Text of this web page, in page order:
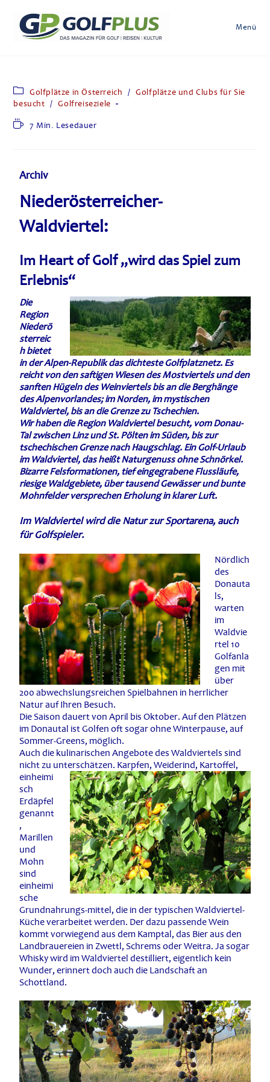
Menü
Golfplätze in Österreich / Golfplätze und Clubs für Sie
besucht / Golfreiseziele
7 Min. Lesedauer
Archiv
Niederösterreicher-
Waldviertel:
Im Heart of Golf „wird das Spiel zum
Erlebnis“
Die
Region
Niederö
sterreic
h bietet
in der Alpen-Republik das dichteste Golfplatznetz. Es
reicht von den saftigen Wiesen des Mostviertels und den
sanften Hügeln des Weinviertels bis an die Berghänge
des Alpenvorlandes; im Norden, im mystischen
Waldviertel, bis an die Grenze zu Tschechien.
Wir haben die Region Waldviertel besucht, vom Donau-
Tal zwischen Linz und St. Pölten im Süden, bis zur
tschechischen Grenze nach Haugschlag. Ein Golf-Urlaub
im Waldviertel, das heißt Naturgenuss ohne Schnörkel.
Bizarre Felsformationen, tief eingegrabene Flussläufe,
riesige Waldgebiete, über tausend Gewässer und bunte
Mohnfelder versprechen Erholung in klarer Luft.
Im Waldviertel wird die Natur zur Sportarena, auch
für Golfspieler.
Nördlich
des
Donauta
ls,
warten
im
Waldvie
rtel 10
Golfanla
gen mit
über
200 abwechslungsreichen Spielbahnen in herrlicher
Natur auf Ihren Besuch.
Die Saison dauert von April bis Oktober. Auf den Plätzen
im Donautal ist Golfen oft sogar ohne Winterpause, auf
Sommer-Greens, möglich.
Auch die kulinarischen Angebote des Waldviertels sind
nicht zu unterschätzen. Karpfen, Weiderind, Kartoffel,
einheimi
sch
Erdäpfel
genannt
,
Marillen
und
Mohn
sind
einheimi
sche
Grundnahrungs-mittel, die in der typischen Waldviertel-
Küche verarbeitet werden. Der dazu passende Wein
kommt vorwiegend aus dem Kamptal, das Bier aus den
Landbrauereien in Zwettl, Schrems oder Weitra. Ja sogar
Whisky wird im Waldviertel destilliert, eigentlich kein
Wunder, erinnert doch auch die Landschaft an
Schottland.